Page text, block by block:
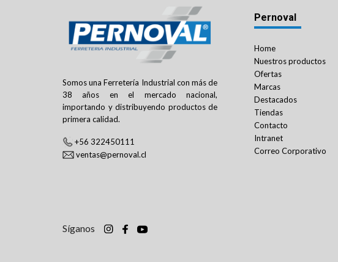
Somos una Ferretería Industrial con más de
38 años en el mercado nacional,
importando y distribuyendo productos de
primera calidad.
+56 322450111
ventas@pernoval.cl
Síganos
Pernoval
Home
Nuestros productos
Ofertas
Marcas
Destacados
Tiendas
Contacto
Intranet
Correo Corporativo